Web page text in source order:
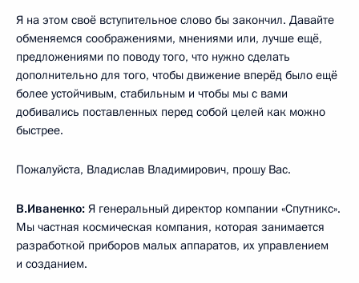
Я на этом своё вступительное слово бы закончил. Давайте
обменяемся соображениями, мнениями или, лучше ещё,
предложениями по поводу того, что нужно сделать
дополнительно для того, чтобы движение вперёд было ещё
более устойчивым, стабильным и чтобы мы с вами
добивались поставленных перед собой целей как можно
быстрее.
Пожалуйста, Владислав Владимирович, прошу Вас.
В.Иваненко: Я генеральный директор компании «Спутникс».
Мы частная космическая компания, которая занимается
разработкой приборов малых аппаратов, их управлением
и созданием.